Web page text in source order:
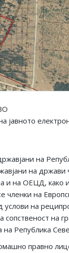
јавното
на
на држави
и на ОЕЦД, како
членки на
на
сопственост на
на Република
правно